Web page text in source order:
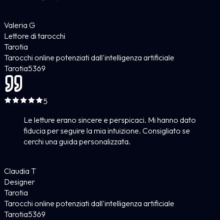
Valeria G
Lettore di tarocchi
Tarotia
Tarocchi online potenziati dall'intelligenza artificiale
Tarotia5369
5
Le letture erano sincere e perspicaci. Mi hanno dato
fiducia per seguire la mia intuizione. Consigliato se
cerchi una guida personalizzata.
Claudia T
Designer
Tarotia
Tarocchi online potenziati dall'intelligenza artificiale
Tarotia5369